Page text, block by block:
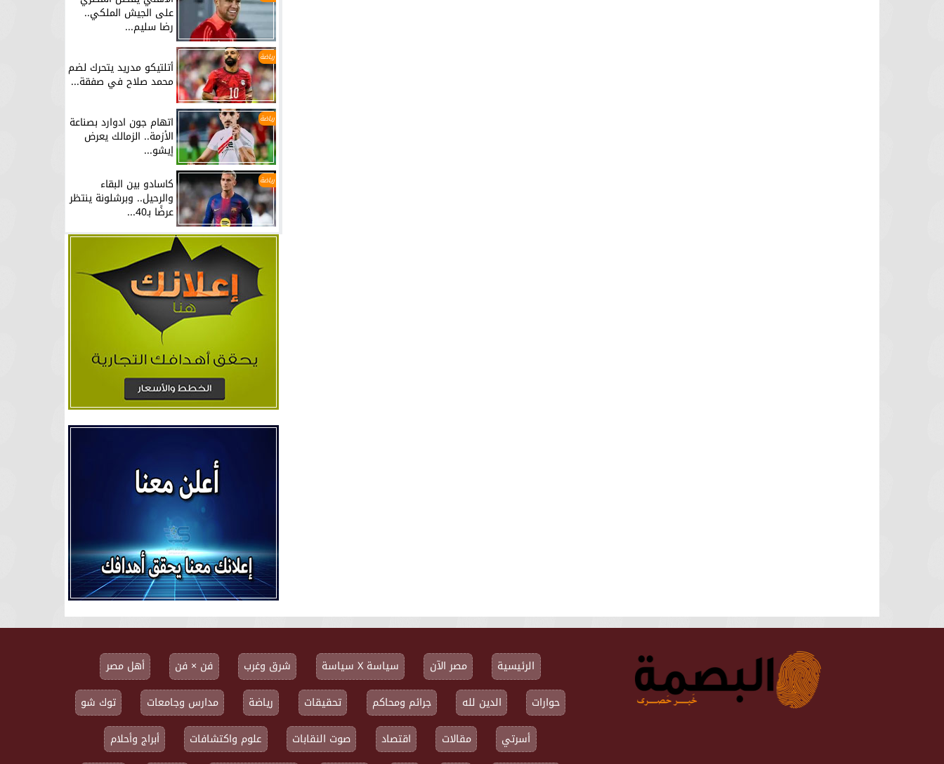
على الجيش الملكي..
رضا سليم...
رياضة
أتلتيكو مدريد يتحرك لضم
محمد صلاح في صفقة...
رياضة اتهام جون ادوارد بصناعة
الأزمة.. الزمالك يعرض
إيشو...
رياضة كاسادو بين البقاء
والرحيل.. وبرشلونة ينتظر
عرضًا بـ40...
الرئيسية مصر الآن سياسة X سياسة شرق وغرب فن × فن
أهل مصر
حوارات
الدين لله جرائم ومحاكم تحقيقات رياضة مدارس وجامعات
توك شو
أسرتي
مقالات اقتصاد صوت النقابات علوم واكتشافات أبراج وأحلام